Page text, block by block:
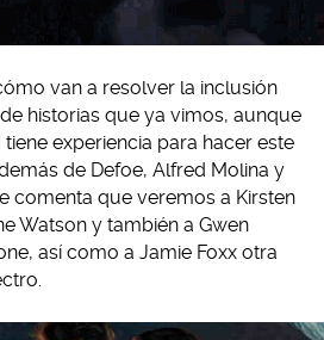
van a resolver la inclusión
historias que ya vimos, aunque
experiencia para hacer este
de Defoe, Alfred Molina y
comenta que veremos a Kirsten
Watson y también a Gwen
así como a Jamie Foxx otra